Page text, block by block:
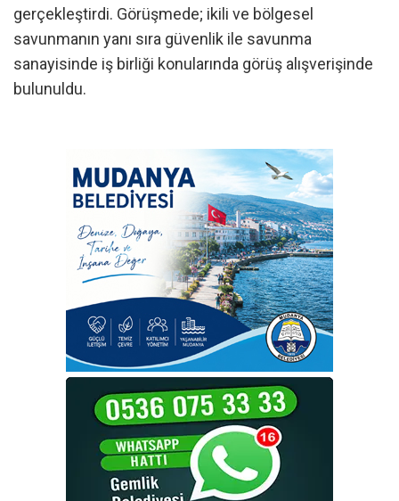
gerçekleştirdi. Görüşmede; ikili ve bölgesel
savunmanın yanı sıra güvenlik ile savunma
sanayisinde iş birliği konularında görüş alışverişinde
bulunuldu.